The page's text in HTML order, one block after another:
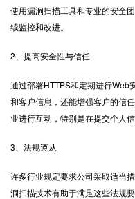
使用漏洞扫描工具和专业的安全
续监控和改进。
2、提高安全性与信任
通过部署HTTPS和定期进行Web
和客户信息，还能增强客户的信
业进行互动，特别是在提交个人信
3、法规遵从
许多行业规定要求公司采取适当
洞扫描技术有助于满足这些法规